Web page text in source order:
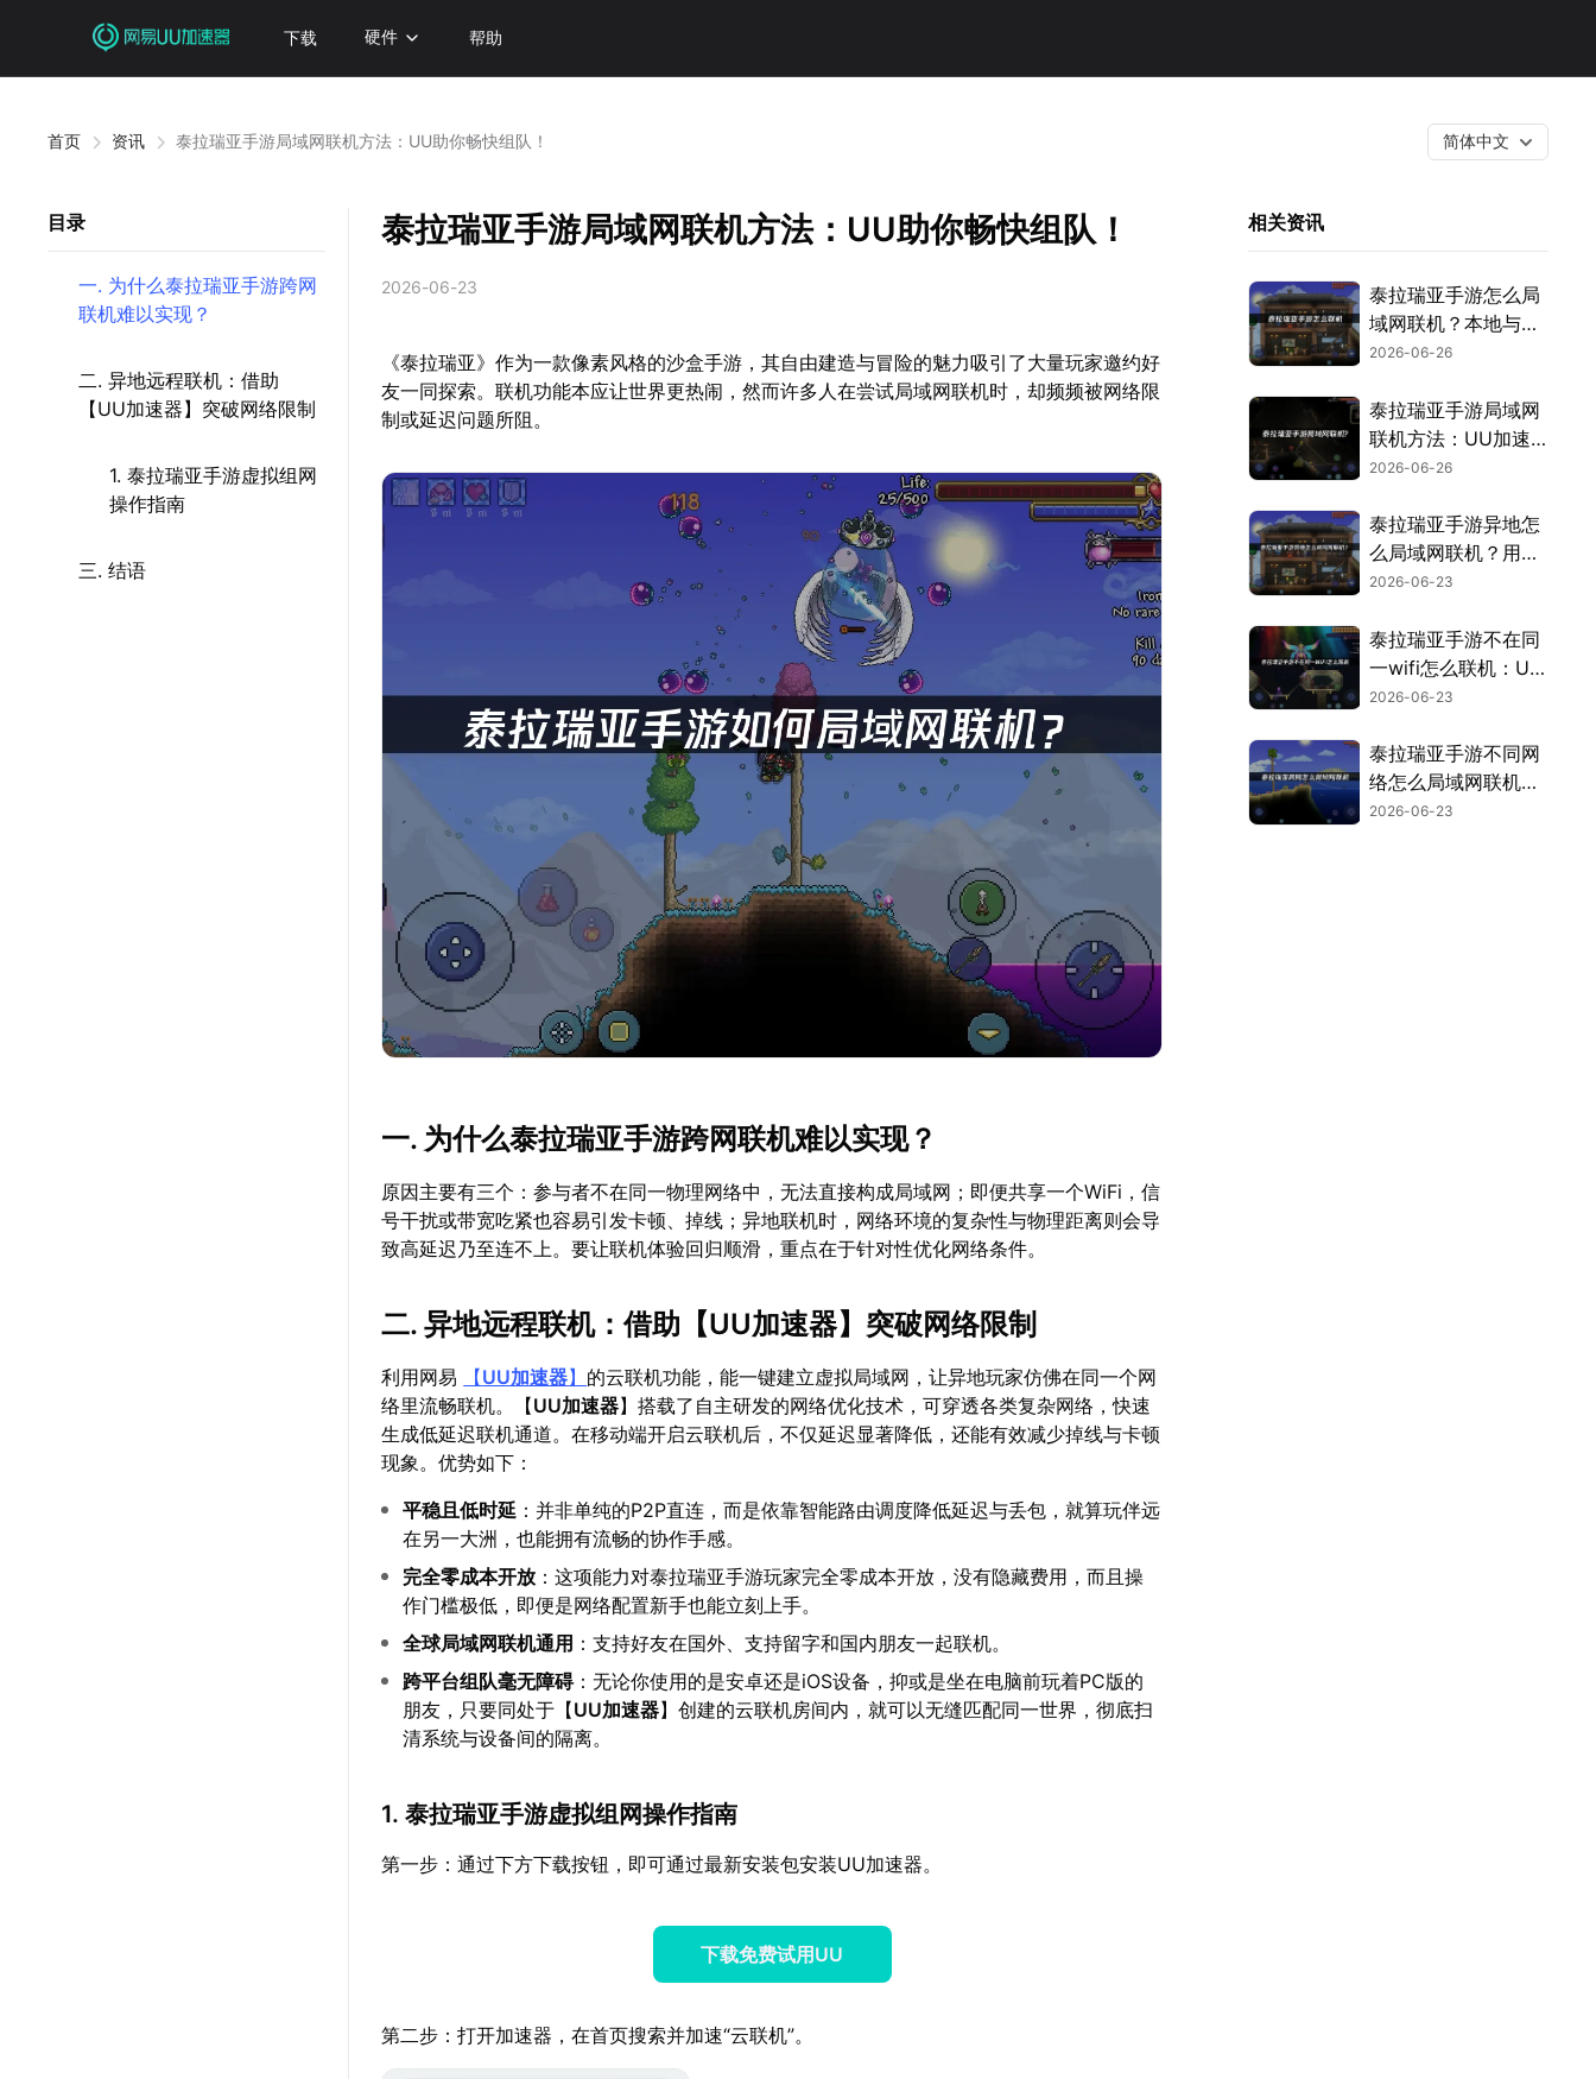
下载 硬件 帮助
首页 资讯 泰拉瑞亚手游局域网联机方法：UU助你畅快组队！ 简体中文
目录
一. 为什么泰拉瑞亚手游跨网
联机难以实现？
二. 异地远程联机：借助
【UU加速器】突破网络限制
1. 泰拉瑞亚手游虚拟组网
操作指南
三. 结语
泰拉瑞亚手游局域网联机方法：UU助你畅快组队！
2026-06-23
《泰拉瑞亚》作为一款像素风格的沙盒手游，其自由建造与冒险的魅力吸引了大量玩家邀约好
友一同探索。联机功能本应让世界更热闹，然而许多人在尝试局域网联机时，却频频被网络限
制或延迟问题所阻。
一. 为什么泰拉瑞亚手游跨网联机难以实现？
原因主要有三个：参与者不在同一物理网络中，无法直接构成局域网；即便共享一个WiFi，信
号干扰或带宽吃紧也容易引发卡顿、掉线；异地联机时，网络环境的复杂性与物理距离则会导
致高延迟乃至连不上。要让联机体验回归顺滑，重点在于针对性优化网络条件。
二. 异地远程联机：借助【UU加速器】突破网络限制
利用网易 【UU加速器】 的云联机功能，能一键建立虚拟局域网，让异地玩家仿佛在同一个网
络里流畅联机。【UU加速器】搭载了自主研发的网络优化技术，可穿透各类复杂网络，快速
生成低延迟联机通道。在移动端开启云联机后，不仅延迟显著降低，还能有效减少掉线与卡顿
现象。优势如下：
平稳且低时延 ：并非单纯的P2P直连，而是依靠智能路由调度降低延迟与丢包，就算玩伴远
在另一大洲，也能拥有流畅的协作手感。
完全零成本开放 ：这项能力对泰拉瑞亚手游玩家完全零成本开放，没有隐藏费用，而且操
作门槛极低，即便是网络配置新手也能立刻上手。
全球局域网联机通用 ：支持好友在国外、支持留字和国内朋友一起联机。
跨平台组队毫无障碍：无论你使用的是安卓还是iOS设备，抑或是坐在电脑前玩着PC版的
朋友，只要同处于【UU加速器】创建的云联机房间内，就可以无缝匹配同一世界，彻底扫
清系统与设备间的隔离。
1. 泰拉瑞亚手游虚拟组网操作指南
第一步：通过下方下载按钮，即可通过最新安装包安装UU加速器。
下载免费试用UU
第二步：打开加速器，在首页搜索并加速“云联机”。
相关资讯
泰拉瑞亚手游怎么局
域网联机？本地与异
地组队方案！
2026-06-26
泰拉瑞亚手游局域网
联机方法：UU加速
器云联机轻松组队！
2026-06-26
泰拉瑞亚手游异地怎
么局域网联机？用
UU加速器云联机一
2026-06-23
泰拉瑞亚手游不在同
一wifi怎么联机：UU
加速器彻底解决异地
2026-06-23
泰拉瑞亚手游不同网
络怎么局域网联机：
UU云联机助力异地
2026-06-23